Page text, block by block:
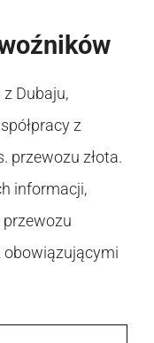
Dubaju,
z
przewozu złota.
informacji,
przewozu
obowiązującymi